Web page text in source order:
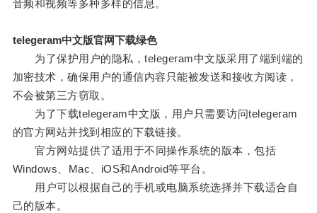
音频和视频等多种多样的信息。
telegeram中文版官网下载绿色
为了保护用户的隐私，telegeram中文版采用了端到端的
加密技术，确保用户的通信内容只能被发送和接收方阅读，
不会被第三方窃取。
为了下载telegeram中文版，用户只需要访问telegeram
的官方网站并找到相应的下载链接。
官方网站提供了适用于不同操作系统的版本，包括
Windows、Mac、iOS和Android等平台。
用户可以根据自己的手机或电脑系统选择并下载适合自
己的版本。